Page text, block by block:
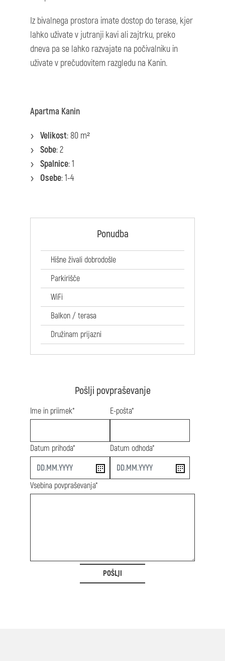
Iz bivalnega prostora imate dostop do terase, kjer
lahko uživate v jutranji kavi ali zajtrku, preko
dneva pa se lahko razvajate na počivalniku in
uživate v prečudovitem razgledu na Kanin.
Apartma Kanin
Velikost: 80 m²
Sobe: 2
Spalnice: 1
Osebe: 1-4
Ponudba
Hišne živali dobrodošle
Parkirišče
WiFi
Balkon / terasa
Družinam prijazni
Pošlji povpraševanje
Ime in priimek* E-pošta*
Datum prihoda*
start
Datum odhoda*
end
Vsebina povpraševanja*
POŠLJI